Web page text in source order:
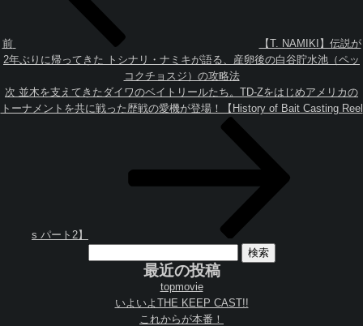
ョ
ン
前
【T. NAMIKI】伝説が
2年ぶりに帰ってきた トシナリ・ナミキが語る、産卵後の白谷貯水池（ペッ
コクチョスジ）の攻略法
次
の
次 並木を支えてきたダイワのベイトリールたち。TD-Zをはじめアメリカの
トーナメントを共に戦った歴戦の愛機が登場！【History of Bait Casting Reel
s パート2】
最近の投稿
topmovie
いよいよTHE KEEP CAST!!
これからが本番！